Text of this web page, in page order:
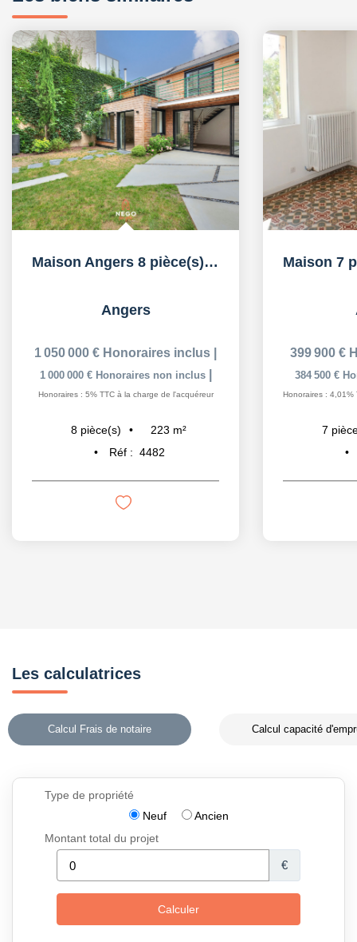
Maison Angers 8 pièce(s) 265.26 m2
Angers
1 050 000 € Honoraires inclus
1 000 000 € Honoraires non inclus
Honoraires : 5% TTC à la charge de l'acquéreur
8 pièce(s) 223 m²
Réf : 4482
399 900 €
384 500 €
Honoraires : 4,01%
7
Les calculatrices
Calcul Frais de notaire Calcul capacité